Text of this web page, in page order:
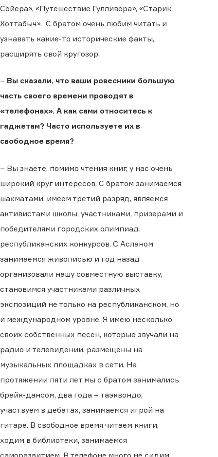
Сойера», «Путешествие Гулливера», «Старик
Хоттабыч». С братом очень любим читать и
узнавать какие-то исторические факты,
расширять свой кругозор.
– Вы сказали, что ваши ровесники большую
часть своего времени проводят в
«телефонах». А как сами относитесь к
гаджетам? Часто используете их в
свободное время?
– Вы знаете, помимо чтения книг, у нас очень
широкий круг интересов. С братом занимаемся
шахматами, имеем третий разряд, являемся
активистами школы, участниками, призерами и
победителями городских олимпиад,
республиканских конкурсов. С Асланом
занимаемся живописью и год назад
организовали нашу совместную выставку,
становимся участниками различных
экспозиций не только на республиканском, но
и международном уровне. Я имею несколько
своих собственных песен, которые звучали на
радио и телевидении, размещены на
музыкальных площадках в сети. На
протяжении пяти лет мы с братом занимались
брейк-дансом, два года – таэквондо,
участвуем в дебатах, занимаемся игрой на
гитаре. В свободное время читаем книги,
ходим в библиотеки, занимаемся